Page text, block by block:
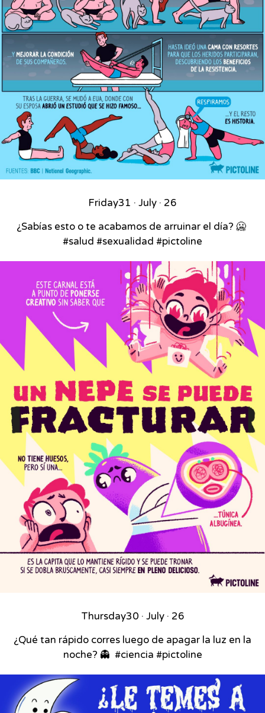
Friday31 · July · 26
¿Sabías esto o te acabamos de arruinar el día? 🥶⁣ ⁣
#salud #sexualidad #pictoline
Thursday30 · July · 26
¿Qué tan rápido corres luego de apagar la luz en la
noche? 👻⁣ ⁣ #ciencia #pictoline